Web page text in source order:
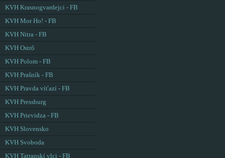
KVH Krasnogvardejci - FB
KVH Mor Ho! - FB
KVH Nitra - FB
KVH Ostrô
KVH Polom - FB
KVH Prašník - FB
KVH Pravda víťazí - FB
KVH Pressburg
KVH Prievidza - FB
KVH Slovensko
KVH Svoboda
KVH Tatranskí vlci - FB